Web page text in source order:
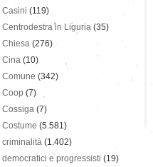
Casini (119)
Centrodestra in Liguria (35)
Chiesa (276)
Cina (10)
Comune (342)
Coop (7)
Cossiga (7)
Costume (5.581)
criminalità (1.402)
democratici e progressisti (19)